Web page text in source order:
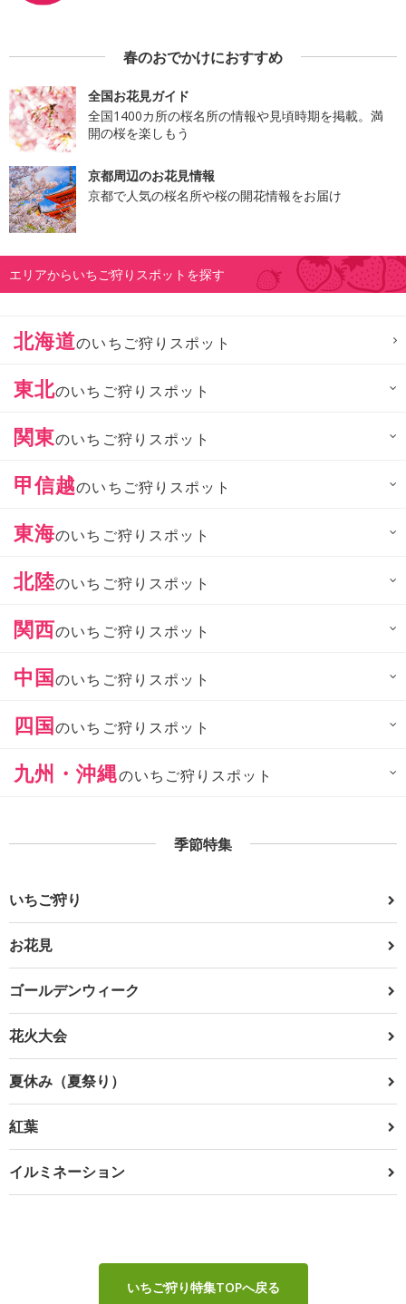
春のおでかけにおすすめ
全国お花見ガイド
全国1400カ所の桜名所の情報や見頃時期を掲載。満
開の桜を楽しもう
京都周辺のお花見情報
京都で人気の桜名所や桜の開花情報をお届け
エリアからいちご狩りスポットを探す
北海道のいちご狩りスポット
東北のいちご狩りスポット
関東のいちご狩りスポット
甲信越のいちご狩りスポット
東海のいちご狩りスポット
北陸のいちご狩りスポット
関西のいちご狩りスポット
中国のいちご狩りスポット
四国のいちご狩りスポット
九州・沖縄のいちご狩りスポット
季節特集
いちご狩り
お花見
ゴールデンウィーク
花火大会
夏休み（夏祭り）
紅葉
イルミネーション
いちご狩り特集TOPへ戻る